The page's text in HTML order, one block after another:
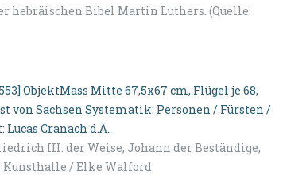
hebräischen Bibel Martin Luthers. (Quelle:
III. der Weise, Johann der Beständige,
Kunsthalle / Elke Walford